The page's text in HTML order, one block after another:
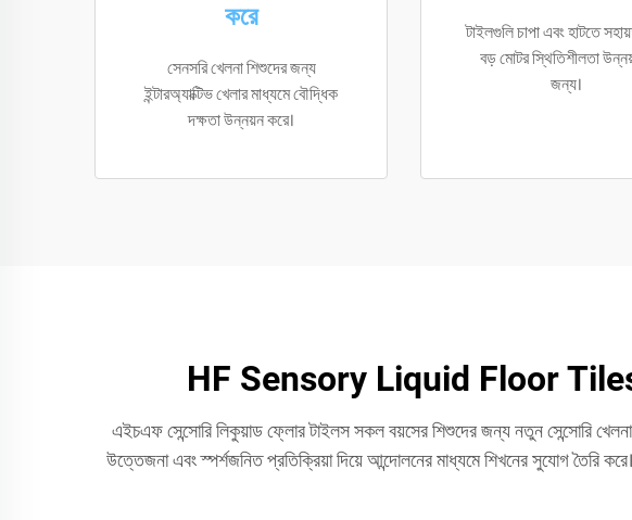
করে
সেনসরি খেলনা শিশুদের জন্য
ইন্টারঅ্যাক্টিভ খেলার মাধ্যমে বৌদ্ধিক
দক্ষতা উন্নয়ন করে।
টাইলগুলি চাপা এবং হাটতে
বড় মোটর স্থিতিশীলতা
জন্য।
HF Sensory Liquid Floor
এইচএফ সেন্সোরি লিকুয়াড ফ্লোর টাইলস সকল বয়সের শিশুদের জন্য নতুন সেন্সোরি
উত্তেজনা এবং স্পর্শজনিত প্রতিক্রিয়া দিয়ে আন্দোলনের মাধ্যমে শিখনের সুযোগ তৈরি